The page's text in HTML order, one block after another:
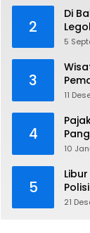
2
Di
5
3
11
4
10
5
21